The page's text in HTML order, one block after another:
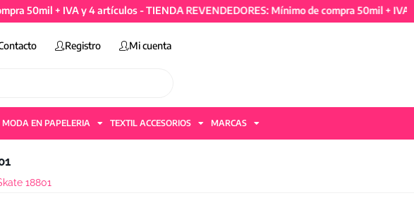
50mil + IVA y 4 artículos - TIENDA REVENDEDORES: Mínimo de compra 50mil + IVA y
Registro Mi cuenta
MODA EN PAPELERIA TEXTIL ACCESORIOS MARCAS
18801